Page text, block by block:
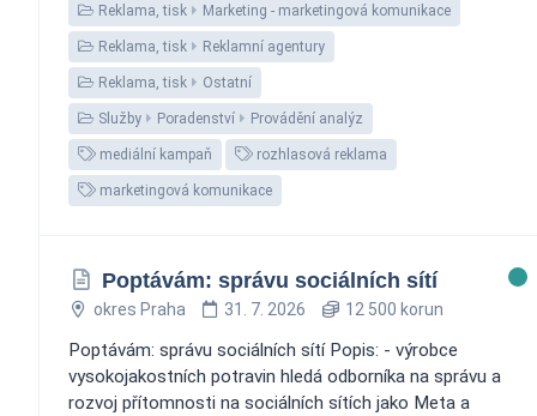
Reklama, tisk Marketing - marketingová komunikace
Reklama, tisk Reklamní agentury
Reklama, tisk Ostatní
Služby Poradenství Provádění analýz
mediální kampaň rozhlasová reklama
marketingová komunikace
Poptávám: správu sociálních sítí
okres Praha 31. 7. 2026 12 500 korun
Poptávám: správu sociálních sítí Popis: - výrobce
vysokojakostních potravin hledá odborníka na správu a
rozvoj přítomnosti na sociálních sítích jako Meta a